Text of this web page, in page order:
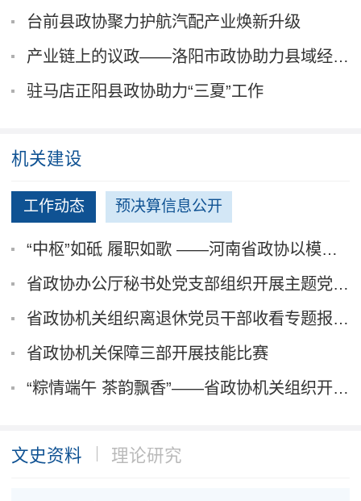
台前县政协聚力护航汽配产业焕新升级
产业链上的议政——洛阳市政协助力县域经济发展...
驻马店正阳县政协助力“三夏”工作
机关建设
工作动态 预决算信息公开
“中枢”如砥 履职如歌 ——河南省政协以模范机关建设服务高质量履职纪实
省政协办公厅秘书处党支部组织开展主题党日活动...
省政协机关组织离退休党员干部收看专题报告会、...
省政协机关保障三部开展技能比赛
“粽情端午 茶韵飘香”——省政协机关组织开展...
文史资料 理论研究